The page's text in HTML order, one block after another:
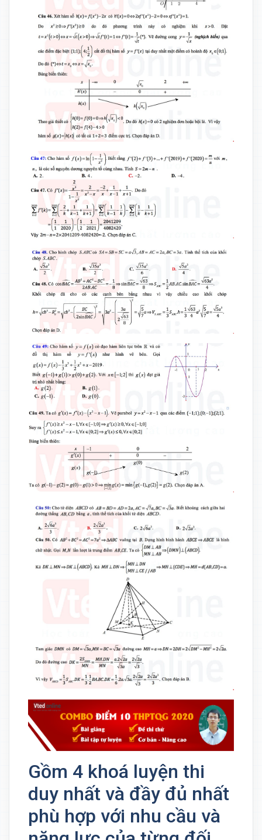
Gồm 4 khoá luyện thi
duy nhất và đầy đủ nhất
phù hợp với nhu cầu và